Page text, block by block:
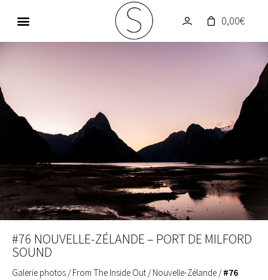
0,00€
#76 NOUVELLE-ZÉLANDE – PORT DE MILFORD
SOUND
Galerie photos /From The Inside Out /Nouvelle-Zélande /#76